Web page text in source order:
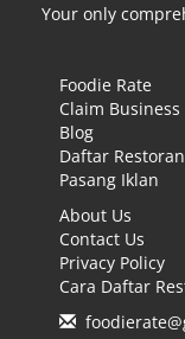
Your only
Foodie Rate
Claim Business
Blog
Daftar Restoran
Pasang Iklan
About Us
Contact Us
Privacy Policy
Cara Daftar